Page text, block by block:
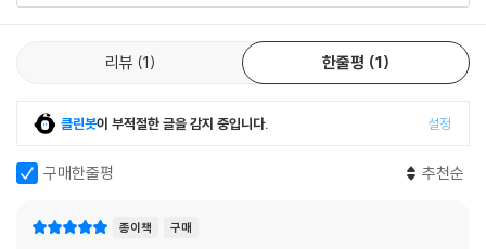
리뷰 1 한줄평 1
클린봇이 부적절한 글을 감지 중입니다. 설정
구매한줄평 추천순
종이책 구매